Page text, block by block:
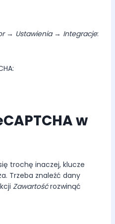
→ Ustawienia → Integracje:
w
trochę inaczej, klucze
Trzeba znaleźć dany
Zawartośćrozwinąć